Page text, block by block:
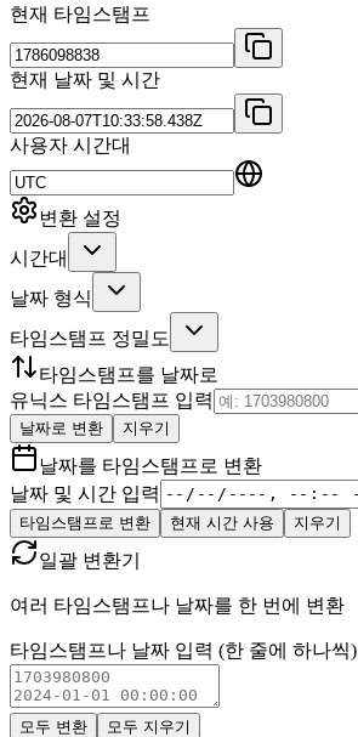
현재 타임스탬프
현재 날짜 및 시간
사용자 시간대
변환 설정
시간대
날짜 형식
타임스탬프 정밀도
타임스탬프를 날짜로
유닉스 타임스탬프 입력
날짜로 변환 지우기
날짜를 타임스탬프로 변환
날짜 및 시간 입력
타임스탬프로 변환 현재 시간 사용 지우기
일괄 변환기
여러 타임스탬프나 날짜를 한 번에 변환
타임스탬프나 날짜 입력 (한 줄에 하나씩)
모두 변환 모두 지우기